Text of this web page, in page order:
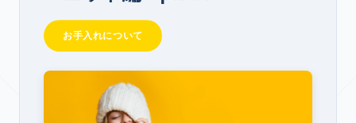
お手入れについて